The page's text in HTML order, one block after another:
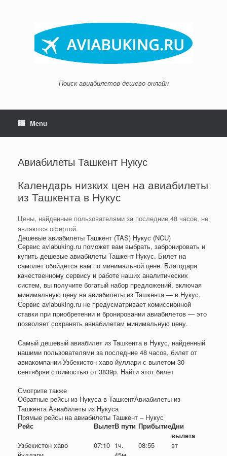
Поиск авиабилетов дешево онлайн
Menu
Авиабилеты Ташкент Нукус
Календарь низких цен на авиабилеты
из Ташкента в Нукус
Цены, найденные пользователями за последние 48 часов, не
являются офертой.
Дешевые авиабилеты Ташкент (TAS) Нукус (NCU)
Сервис aviabuking.ru поможет вам выбрать, забронировать и
купить дешевые авиабилеты Ташкент Нукус. Билет на
самолет обойдется вам по минимальной цене. Благодаря
качественному сервису и работе наших аналитических
систем, вы получите богатый набор предложений, включая
минимальную цену на авиабилеты из Ташкента — в Нукус.
Сервис aviabuking.ru не предусматривает комиссионной
ставки при приобретении и бронировании авиабилетов — это
позволяет сохранять авиабилетам минимальную цену.
Самый дешевый авиабилет из Ташкента в Нукус, найденный
нашими пользователями за последние 48 часов, билет от
авиакомпании Узбекистон хаво йуллари с вылетом 30
сентябряи стоимостью от 3839р. Найти этот билет
Смотрите также
Обратные рейсы из Нукуса в ТашкентАвиабилеты из
Ташкента Авиабилеты из Нукуса
Прямые рейсы на авиабилеты Ташкент – Нукус
Рейс
ВылетВ пути ПрибытиеДни
вылета
Узбекистон хаво
07:10 1ч.
08:55 вт